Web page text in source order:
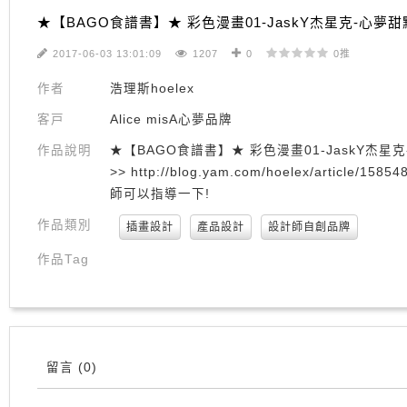
★【BAGO食譜書】★ 彩色漫畫01-JaskY杰星克-心夢甜
2017-06-03 13:01:09 1207 0 0推
作者 浩理斯hoelex
客戸 Alice misA心夢品牌
作品說明
★【BAGO食譜書】★ 彩色漫畫01-JaskY杰星
>> http://blog.yam.com/hoelex/article/
師可以指導一下!
作品類別 插畫設計 產品設計 設計師自創品牌
作品Tag
留言 (0)